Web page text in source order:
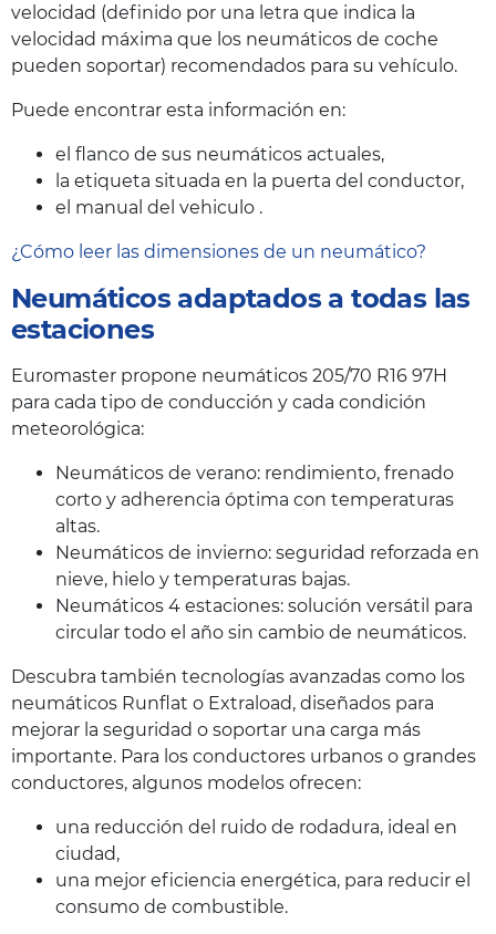
velocidad (definido por una letra que indica la
velocidad máxima que los neumáticos de coche
pueden soportar) recomendados para su vehículo.
Puede encontrar esta información en:
el flanco de sus neumáticos actuales,
la etiqueta situada en la puerta del conductor,
el manual del vehiculo .
¿Cómo leer las dimensiones de un neumático?
Neumáticos adaptados a todas las
estaciones
Euromaster propone neumáticos 205/70 R16 97H
para cada tipo de conducción y cada condición
meteorológica:
Neumáticos de verano: rendimiento, frenado
corto y adherencia óptima con temperaturas
altas.
Neumáticos de invierno: seguridad reforzada en
nieve, hielo y temperaturas bajas.
Neumáticos 4 estaciones: solución versátil para
circular todo el año sin cambio de neumáticos.
Descubra también tecnologías avanzadas como los
neumáticos Runflat o Extraload, diseñados para
mejorar la seguridad o soportar una carga más
importante. Para los conductores urbanos o grandes
conductores, algunos modelos ofrecen:
una reducción del ruido de rodadura, ideal en
ciudad,
una mejor eficiencia energética, para reducir el
consumo de combustible.